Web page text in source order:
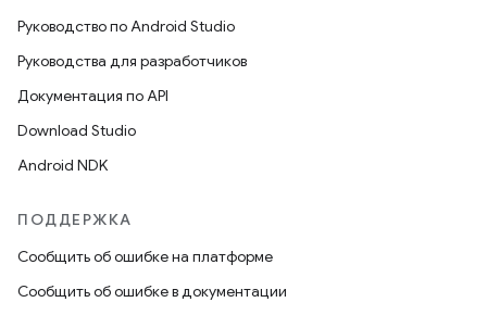
Руководство по Android Studio
Руководства для разработчиков
Документация по API
Download Studio
Android NDK
ПОДДЕРЖКА
Сообщить об ошибке на платформе
Сообщить об ошибке в документации